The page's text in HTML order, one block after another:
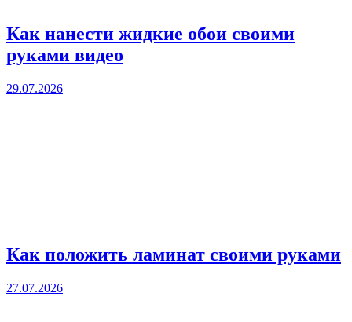
Как нанести жидкие обои своими
руками видео
29.07.2026
Как положить ламинат своими руками
27.07.2026